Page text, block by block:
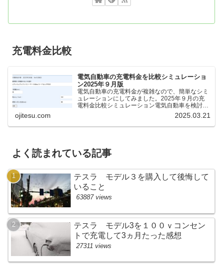
充電料金比較
電気自動車の充電料金を比較シミュレーショ
ン2025年９月版
電気自動車の充電料金が複雑なので、簡単なシミ
ュレーションにしてみました。2025年９月の充
電料金比較シミュレーション電気自動車を検討し
ているけれど、どの充電器が料金が安いのか、時
間がどれくらいかかるのかを比較したいが、よく
わからないと思いま...
ojitesu.com 2025.03.21
よく読まれている記事
テスラ モデル３を購入して後悔して
いること
63887 views
テスラ モデル3を１００ｖコンセン
トで充電して3ヵ月たった感想
27311 views